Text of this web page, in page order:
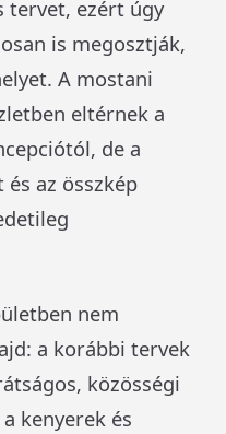
tervet, ezért úgy
is megosztják,
A mostani
eltérnek a
de a
az összkép
nem
a korábbi tervek
közösségi
kenyerek és